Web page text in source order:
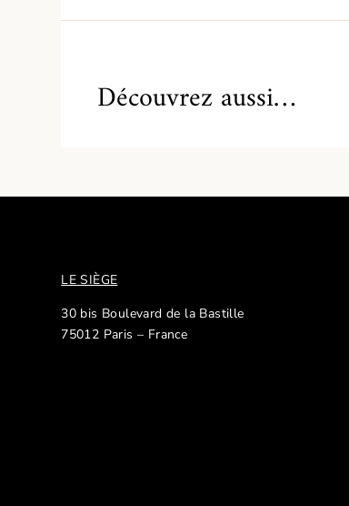
Découvrez aussi…
LE SIÈGE
30 bis Boulevard de la Bastille
75012 Paris – France